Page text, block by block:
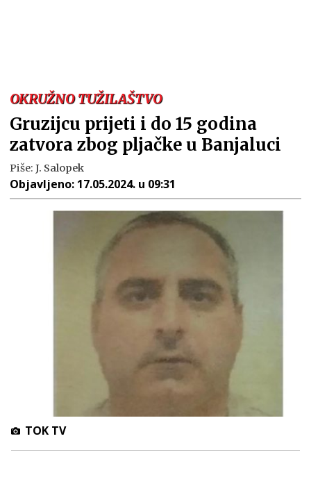
OKRUŽNO TUŽILAŠTVO
Gruzijcu prijeti i do 15 godina
zatvora zbog pljačke u Banjaluci
Piše: J. Salopek
Objavljeno: 17.05.2024. u 09:31
TOK TV